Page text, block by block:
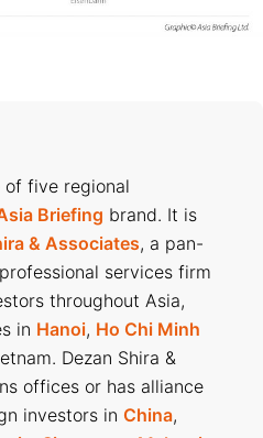
of five regional
Briefing brand. It is
& Associates, a pan-
services firm
throughout Asia,
in Hanoi, Ho Chi Minh
Dezan Shira &
offices or has alliance
investors in China,